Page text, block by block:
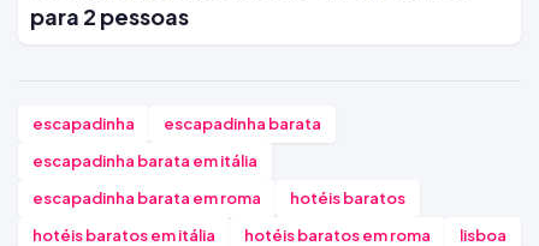
para 2 pessoas
escapadinha
escapadinha barata
escapadinha barata em itália
escapadinha barata em roma
hotéis baratos
hotéis baratos em itália
hotéis baratos em roma
lisboa